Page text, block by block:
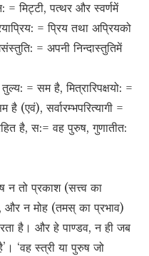
= मिट्टी, पत्थर और स्वर्णमें
= प्रिय तथा अप्रियको
= अपनी निन्दास्तुतिमें
= सम है, मित्रारिपक्षयो: =
(एवं), सर्वारम्भपरित्यागी =
है, स:= वह पुरुष, गुणातीत:
न तो प्रकाश (सत्त्व का
और न मोह (तमस् का प्रभाव)
है। और हे पाण्डव, न ही जब
‘वह स्त्री या पुरुष जो